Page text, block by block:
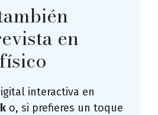
en
interactiva en
o, si prefieres un toque